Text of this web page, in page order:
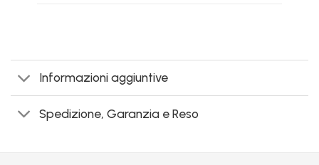
Informazioni aggiuntive
Spedizione, Garanzia e Reso